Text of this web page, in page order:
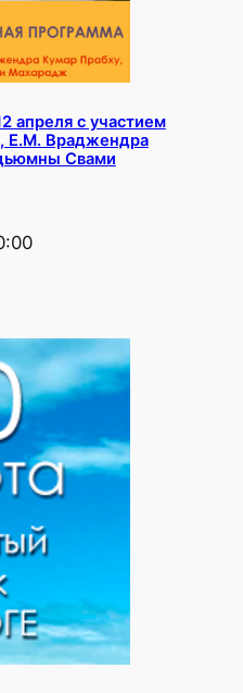
апреля с участием
Е.М. Враджендра
Свами